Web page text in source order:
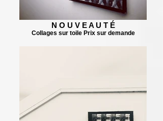
N O U V E A U T É
Collages sur toile Prix sur demande